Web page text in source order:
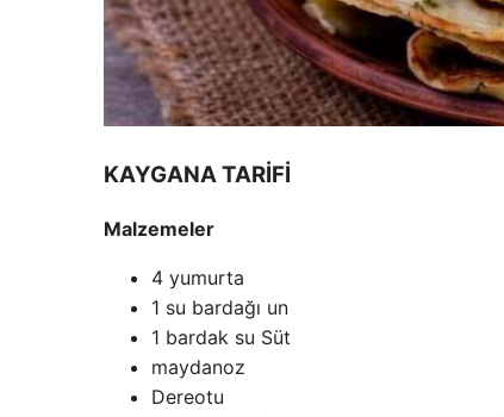
KAYGANA TARİFİ
Malzemeler
4 yumurta
1 su bardağı un
1 bardak su Süt
maydanoz
Dereotu